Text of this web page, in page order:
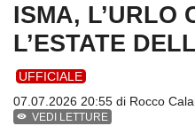
ISMA, L’URLO
L’ESTATE
UFFICIALE
07.07.2026 20:55 di Rocco
VEDI LETTURE